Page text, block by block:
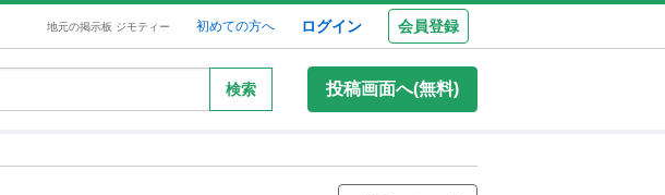
地元の掲示板 ジモティー 初めての方へ ログイン 会員登録
検索 投稿画面へ(無料)